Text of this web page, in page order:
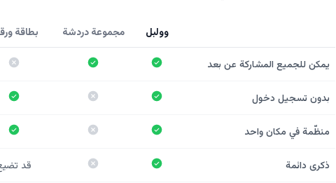
وولبل مجموعة دردشة بطاقة
يمكن للجميع المشاركة عن بعد
بدون تسجيل دخول
منظّمة في مكان واحد
ذكرى دائمة قد